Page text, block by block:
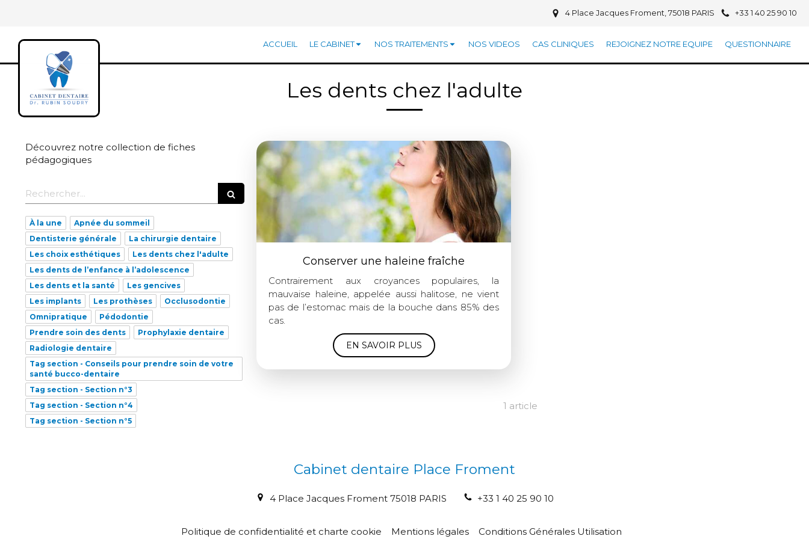
+33 1 40 25 90 10
4 Place Jacques Froment, 75018 PARIS
ACCUEIL LE CABINET NOS TRAITEMENTS NOS VIDEOS CAS CLINIQUES REJOIGNEZ NOTRE EQUIPE QUESTIONNAIRE
Les dents chez l'adulte
Conserver une haleine fraîche
Contrairement aux croyances populaires, la
mauvaise haleine, appelée aussi halitose, ne vient
pas de l’estomac mais de la bouche dans 85% des
cas.
EN SAVOIR PLUS
1 article
Découvrez notre collection de fiches
pédagogiques
Rechercher
À la une
Apnée du sommeil
Dentisterie générale
La chirurgie dentaire
Les choix esthétiques
Les dents chez l'adulte
Les dents de l’enfance à l’adolescence
Les dents et la santé
Les gencives
Les implants
Les prothèses
Occlusodontie
Omnipratique
Pédodontie
Prendre soin des dents
Prophylaxie dentaire
Radiologie dentaire
Tag section - Conseils pour prendre soin de votre
santé bucco-dentaire
Tag section - Section n°3
Tag section - Section n°4
Tag section - Section n°5
Cabinet dentaire Place Froment
4 Place Jacques Froment 75018 PARIS +33 1 40 25 90 10
Politique de confidentialité et charte cookie Mentions légales Conditions Générales Utilisation